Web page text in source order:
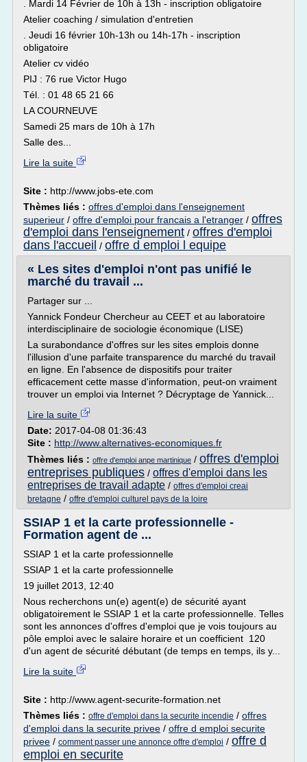
. Mardi 14 Février de 10h à 13h - inscription obligatoire
Atelier coaching / simulation d'entretien
. Jeudi 16 février 10h-13h ou 14h-17h - inscription
obligatoire
Atelier cv vidéo
PIJ : 76 rue Victor Hugo
Tél. : 01 48 65 21 66
LA COURNEUVE
Samedi 25 mars de 10h à 17h
Salle des...
Lire la suite
Site : http://www.jobs-ete.com
Thèmes liés : offres d'emploi dans l'enseignement
superieur / offre d'emploi pour francais a l'etranger / offres
d'emploi dans l'enseignement / offres d'emploi
dans l'accueil / offre d emploi l equipe
« Les sites d'emploi n'ont pas unifié le
marché du travail ...
Partager sur ...
Yannick Fondeur Chercheur au CEET et au laboratoire
interdisciplinaire de sociologie économique (LISE)
La surabondance d'offres sur les sites emplois donne
l'illusion d'une parfaite transparence du marché du travail
en ligne. En l'absence de dispositifs pour traiter
efficacement cette masse d'information, peut-on vraiment
trouver un emploi via Internet ? Décryptage de Yannick...
Lire la suite
Date: 2017-04-08 01:36:43
Site : http://www.alternatives-economiques.fr
Thèmes liés : offre d'emploi anpe martinique / offres d'emploi
entreprises publiques / offres d'emploi dans les
entreprises de travail adapte / offres d'emploi creai
bretagne / offre d'emploi culturel pays de la loire
SSIAP 1 et la carte professionnelle -
Formation agent de ...
SSIAP 1 et la carte professionnelle
SSIAP 1 et la carte professionnelle
19 juillet 2013, 12:40
Nous recherchons un(e) agent(e) de sécurité ayant
obligatoirement le SSIAP 1 et la carte professionnelle. Telles
sont les annonces d'offres d'emploi que je vois toujours au
pôle emploi avec le salaire horaire et un coefficient 120
d'un agent de sécurité débutant (de temps en temps, ils y...
Lire la suite
Site : http://www.agent-securite-formation.net
Thèmes liés : offre d'emploi dans la securite incendie / offres
d'emploi dans la securite privee / offre d emploi securite
privee / comment passer une annonce offre d'emploi / offre d
emploi en securite